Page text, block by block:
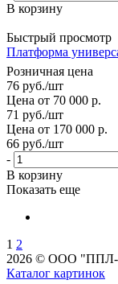
В корзину
Быстрый просмотр
Платформа
Розничная цена
76 руб./шт
Цена от 70 000 р.
71 руб./шт
Цена от 170 000 р.
66 руб./шт
-
В корзину
Показать еще
1 2
2026 © ООО "ППЛ-
Каталог картинок